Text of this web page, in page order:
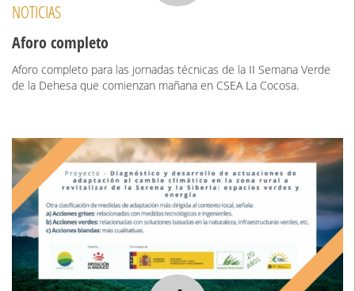
NOTICIAS
Aforo completo
Aforo completo para las jornadas técnicas de la II Semana Verde
de la Dehesa que comienzan mañana en CSEA La Cocosa.